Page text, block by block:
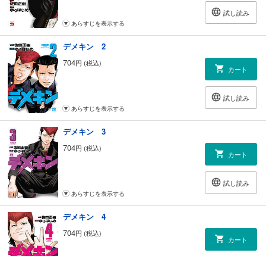
試し読み
あらすじを表示する
デメキン 2
704円 (税込)
カート
試し読み
あらすじを表示する
デメキン 3
704円 (税込)
カート
試し読み
あらすじを表示する
デメキン 4
704円 (税込)
カート